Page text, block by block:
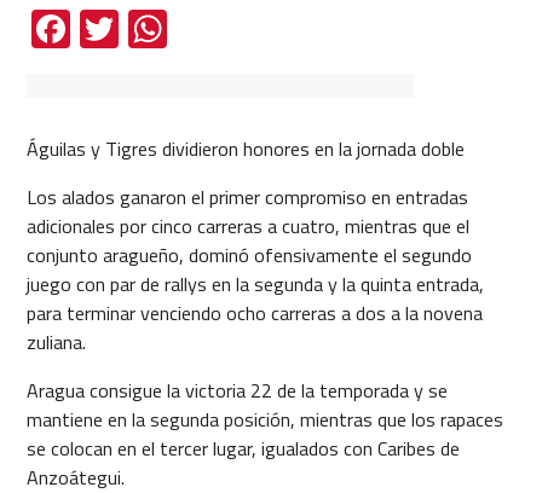
Facebook
TwitterWhatsApp
Águilas y Tigres dividieron honores en la jornada doble
Los alados ganaron el primer compromiso en entradas
adicionales por cinco carreras a cuatro, mientras que el
conjunto aragueño, dominó ofensivamente el segundo
juego con par de rallys en la segunda y la quinta entrada,
para terminar venciendo ocho carreras a dos a la novena
zuliana.
Aragua consigue la victoria 22 de la temporada y se
mantiene en la segunda posición, mientras que los rapaces
se colocan en el tercer lugar, igualados con Caribes de
Anzoátegui.